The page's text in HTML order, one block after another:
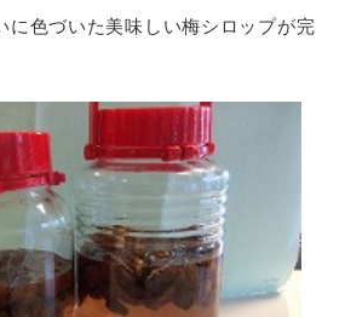
に色づいた美味しい梅シロップが完